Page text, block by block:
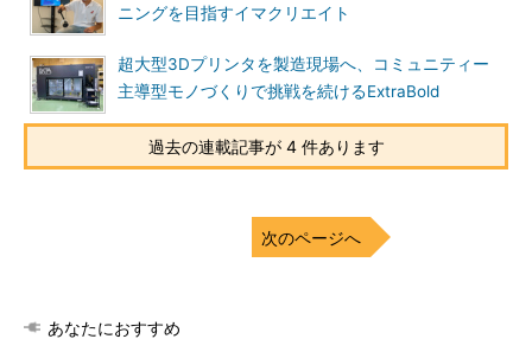
ニングを目指すイマクリエイト
超大型3Dプリンタを製造現場へ、コミュニティー
主導型モノづくりで挑戦を続けるExtraBold
過去の連載記事が 4 件あります
次のページへ
あなたにおすすめ